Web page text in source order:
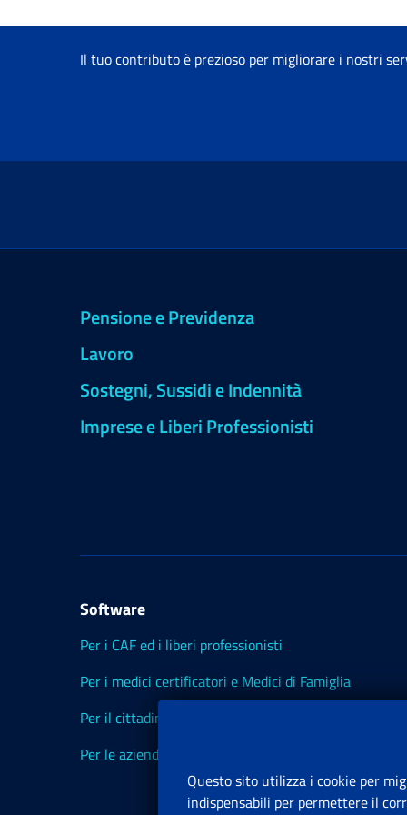
Il tuo contributo è prezioso per migliorare i nostri
Pensione e Previdenza
Lavoro
Sostegni, Sussidi e Indennità
Imprese e Liberi Professionisti
Software
Per i CAF ed i liberi professionisti
Per i medici certificatori e Medici di Famiglia
Per il cittadino
Per le aziende ed i Consulenti
Questo sito utilizza i cookie per
indispensabili per permettere il